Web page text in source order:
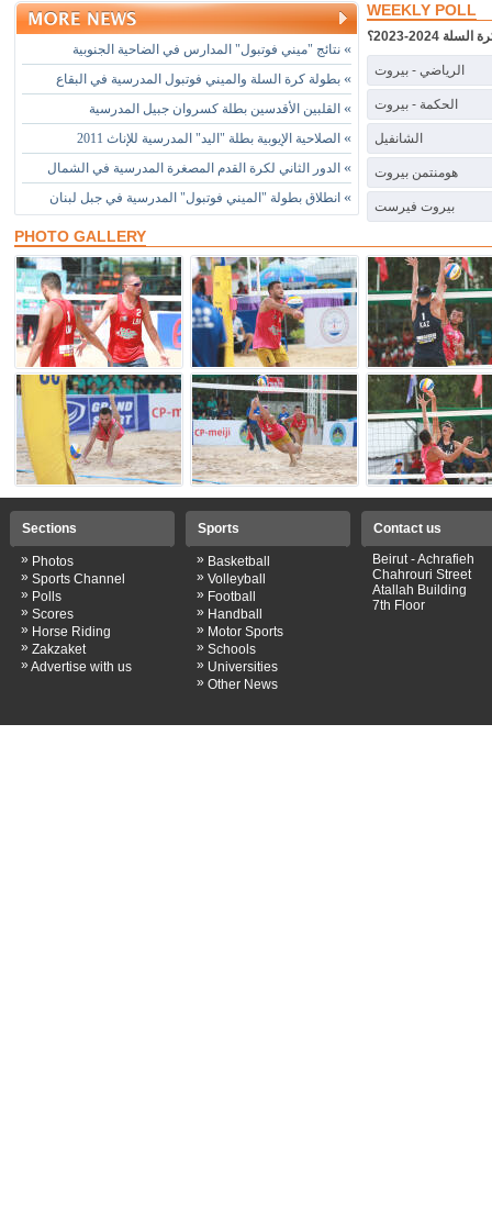
» نتائج "ميني فوتبول" المدارس في الضاحية الجنوبية
» بطولة كرة السلة والميني فوتبول المدرسية في البقاع
» القلبين الأقدسين بطلة كسروان جبيل المدرسية
» الصلاحية الإيوبية بطلة "اليد" المدرسية للإناث 2011
» الدور الثاني لكرة القدم المصغرة المدرسية في الشمال
» انطلاق بطولة "الميني فوتبول" المدرسية في جبل لبنان
WEEKLY POLL
2023؟
الرياضي - بيروت
الحكمة - بيروت
الشانفيل
هومنتمن بيروت
بيروت فيرست
PHOTO GALLERY
Sections
» Photos
» Sports Channel
» Polls
» Scores
» Horse Riding
» Zakzaket
» Advertise with us
Sports
» Basketball
» Volleyball
» Football
» Handball
» Motor Sports
» Schools
» Universities
» Other News
Contact us
Beirut - Achrafieh
Chahrouri Street
Atallah Building
7th Floor